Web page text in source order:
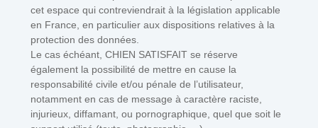
cet espace qui contreviendrait à la législation applicable
en France, en particulier aux dispositions relatives à la
protection des données.
Le cas échéant, CHIEN SATISFAIT se réserve
également la possibilité de mettre en cause la
responsabilité civile et/ou pénale de l’utilisateur,
notamment en cas de message à caractère raciste,
injurieux, diffamant, ou pornographique, quel que soit le